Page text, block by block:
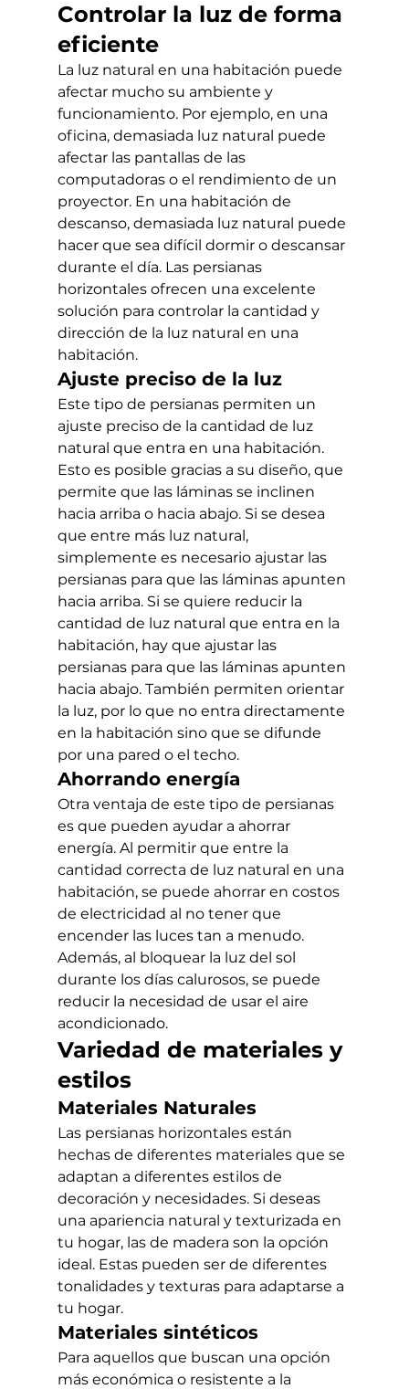
Controlar la luz de forma
eficiente
La luz natural en una habitación puede
afectar mucho su ambiente y
funcionamiento. Por ejemplo, en una
oficina, demasiada luz natural puede
afectar las pantallas de las
computadoras o el rendimiento de un
proyector. En una habitación de
descanso, demasiada luz natural puede
hacer que sea difícil dormir o descansar
durante el día. Las persianas
horizontales ofrecen una excelente
solución para controlar la cantidad y
dirección de la luz natural en una
habitación.
Ajuste preciso de la luz
Este tipo de persianas permiten un
ajuste preciso de la cantidad de luz
natural que entra en una habitación.
Esto es posible gracias a su diseño, que
permite que las láminas se inclinen
hacia arriba o hacia abajo. Si se desea
que entre más luz natural,
simplemente es necesario ajustar las
persianas para que las láminas apunten
hacia arriba. Si se quiere reducir la
cantidad de luz natural que entra en la
habitación, hay que ajustar las
persianas para que las láminas apunten
hacia abajo. También permiten orientar
la luz, por lo que no entra directamente
en la habitación sino que se difunde
por una pared o el techo.
Ahorrando energía
Otra ventaja de este tipo de persianas
es que pueden ayudar a ahorrar
energía. Al permitir que entre la
cantidad correcta de luz natural en una
habitación, se puede ahorrar en costos
de electricidad al no tener que
encender las luces tan a menudo.
Además, al bloquear la luz del sol
durante los días calurosos, se puede
reducir la necesidad de usar el aire
acondicionado.
Variedad de materiales y
estilos
Materiales Naturales
Las persianas horizontales están
hechas de diferentes materiales que se
adaptan a diferentes estilos de
decoración y necesidades. Si deseas
una apariencia natural y texturizada en
tu hogar, las de madera son la opción
ideal. Estas pueden ser de diferentes
tonalidades y texturas para adaptarse a
tu hogar.
Materiales sintéticos
Para aquellos que buscan una opción
más económica o resistente a la